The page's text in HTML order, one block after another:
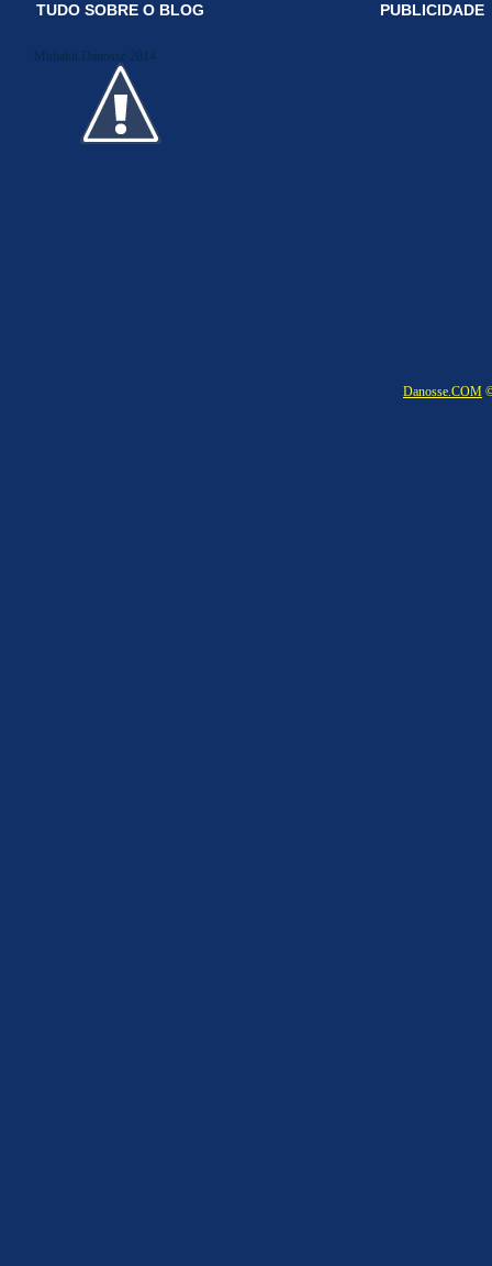
TUDO SOBRE O BLOG
Midiakit Danosse 2014
PUBLICIDADE
Danosse.COM